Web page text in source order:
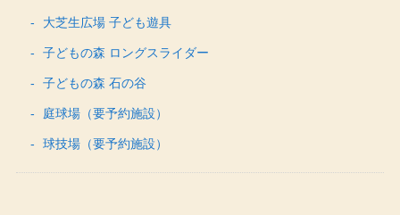
大芝生広場 子ども遊具
子どもの森 ロングスライダー
子どもの森 石の谷
庭球場（要予約施設）
球技場（要予約施設）